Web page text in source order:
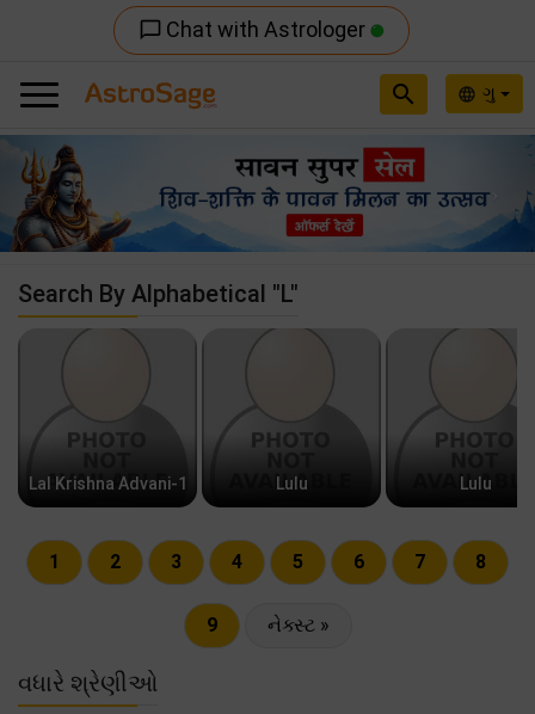
chat_bubble_outline Chat with Astrologer
language ગુ
search
Previous
Search By Alphabetical "L"
Lal Krishna Advani-1 Lulu Lulu
1 2 3 4 5 6 7 8
9 નેક્સ્ટ »
વધારે શ્રેણીઓ